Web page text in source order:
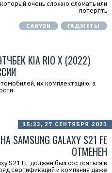
очень сложно сломать или
потерять
СANYON ГАДЖЕТЫ
KIA RIO X (2022)
их комплектацию, а
15:23, 27 СЕНТЯБРЯ 2021
GALAXY S21 FE
ОТМЕНЕН
S21 FE должен был состояться в
сертификаций и компания даже
к
л
м
а
r